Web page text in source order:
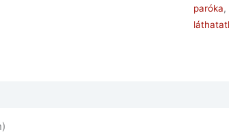
paróka,